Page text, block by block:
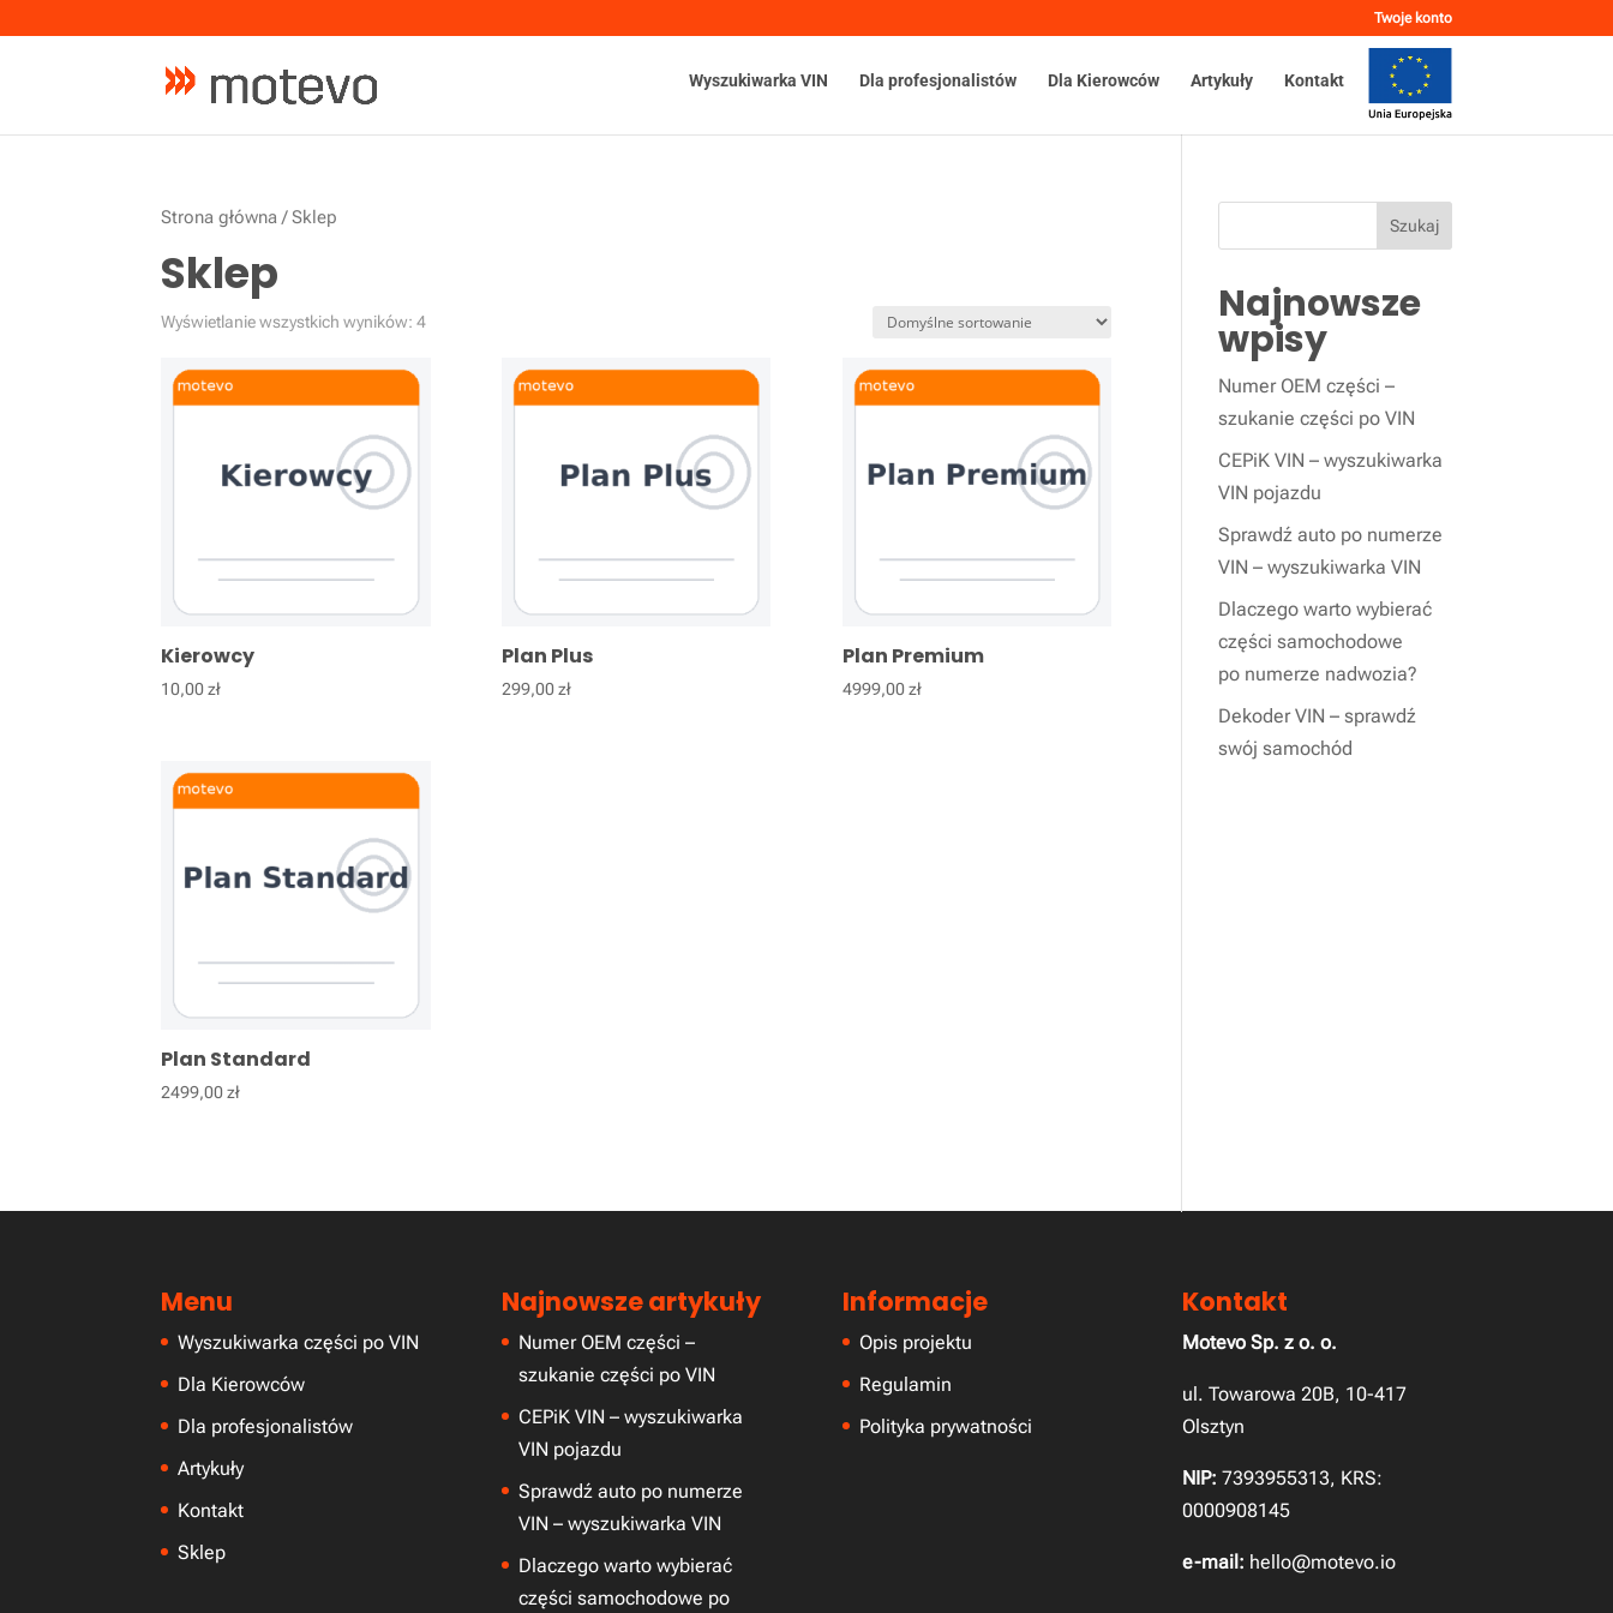
Twoje konto
Wyszukiwarka VIN Dla profesjonalistów Dla Kierowców Artykuły Kontakt
Strona główna/ Sklep
Sklep
Wyświetlanie wszystkich wyników: 4
Kierowcy
10,00zł
Plan Plus
299,00zł
Plan Premium
4999,00zł
Plan Standard
2499,00zł
Szukaj
Najnowsze
wpisy
Numer OEM części –
szukanie części po VIN
CEPiK VIN – wyszukiwarka
VIN pojazdu
Sprawdź auto po numerze
VIN – wyszukiwarka VIN
Dlaczego warto wybierać
części samochodowe
po numerze nadwozia?
Dekoder VIN – sprawdź
swój samochód
Menu
Wyszukiwarka części po VIN
Dla Kierowców
Dla profesjonalistów
Artykuły
Kontakt
Sklep
Najnowsze artykuły
Numer OEM części –
szukanie części po VIN
CEPiK VIN – wyszukiwarka
VIN pojazdu
Sprawdź auto po numerze
VIN – wyszukiwarka VIN
Dlaczego warto wybierać
części samochodowe po
Informacje
Opis projektu
Regulamin
Polityka prywatności
Kontakt
Motevo Sp. z o. o.
ul. Towarowa 20B, 10-417
Olsztyn
NIP: 7393955313, KRS:
0000908145
e-mail: hello@motevo.io